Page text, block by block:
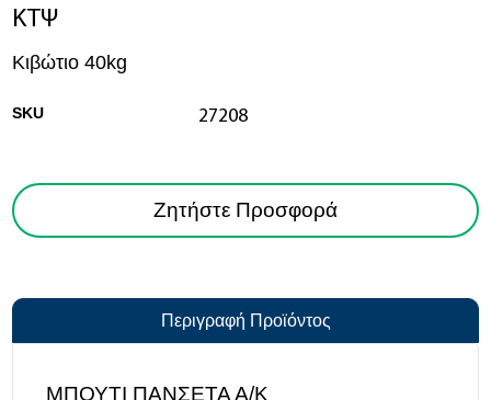
ΚΤΨ
Κιβώτιο 40kg
SKU 27208
Ζητήστε Προσφορά
Περιγραφή Προϊόντος
ΜΠΟΥΤΙ ΠΑΝΣΕΤΑ Α/Κ